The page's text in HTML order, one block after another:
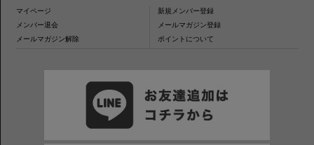
マイページ
新規メンバー登録
メンバー退会
メールマガジン登録
メールマガジン解除
ポイントについて